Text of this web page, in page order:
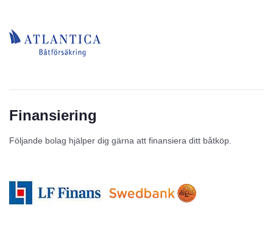
Finansiering
Följande bolag hjälper dig gärna att finansiera ditt båtköp.